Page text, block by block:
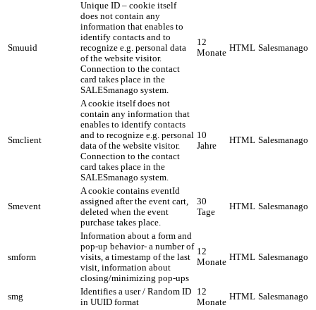
Smuuid
Unique ID – cookie itself
does not contain any
information that enables to
identify contacts and to
recognize e.g. personal data
of the website visitor.
Connection to the contact
card takes place in the
SALESmanago system.
12
Monate HTML Salesmanago
Smclient
A cookie itself does not
contain any information that
enables to identify contacts
and to recognize e.g. personal
data of the website visitor.
Connection to the contact
card takes place in the
SALESmanago system.
10
Jahre
HTML Salesmanago
Smevent
A cookie contains eventId
assigned after the event cart,
deleted when the event
purchase takes place.
30
Tage
HTML Salesmanago
smform
Information about a form and
pop-up behavior- a number of
visits, a timestamp of the last
visit, information about
closing/minimizing pop-ups
12
Monate HTML Salesmanago
smg
Identifies a user / Random ID
in UUID format
12
Monate
HTML Salesmanago